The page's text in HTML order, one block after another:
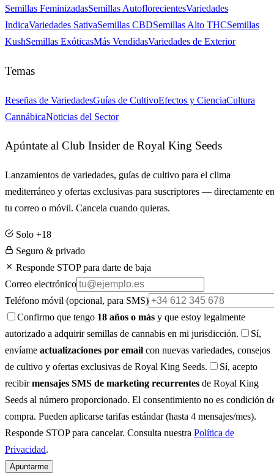
Semillas FeminizadasSemillas AutoflorecientesVariedades
IndicaVariedades SativaSemillas CBDSemillas Alto THCSemillas
KushSemillas ExóticasMás VendidasVariedades de Exterior
Temas
Reseñas de VariedadesGuías de CultivoEfectos y CienciaCultura
CannábicaNoticias del Sector
Apúntate al Club Insider de Royal King Seeds
Lanzamientos de variedades, guías de cultivo para el clima
mediterráneo y ofertas exclusivas para suscriptores — directamente en
tu correo o móvil. Cancela cuando quieras.
Solo +18
Seguro & privado
Responde STOP para darte de baja
Correo electrónico
Teléfono móvil (opcional, para SMS)
Confirmo que tengo 18 años o más y que estoy legalmente
autorizado a adquirir semillas de cannabis en mi jurisdicción.
Sí,
envíame actualizaciones por email con nuevas variedades, consejos
de cultivo y ofertas exclusivas de Royal King Seeds.
Sí, acepto
recibirmensajes SMS de marketing recurrentes de Royal King
Seeds al número proporcionado. El consentimiento no es condición
compra. Pueden aplicarse tarifas estándar (hasta 4 mensajes/mes).
Responde STOP para cancelar. Consulta nuestra Política de
Privacidad.
Apuntarme